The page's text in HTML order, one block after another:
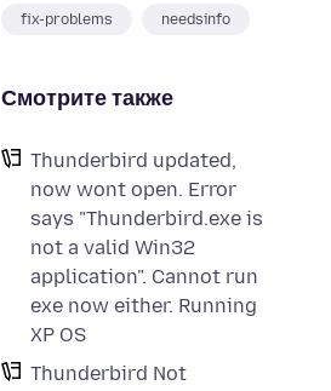
fix-problems needsinfo
Смотрите также
Thunderbird updated,
now wont open. Error
says "Thunderbird.exe is
not a valid Win32
application". Cannot run
exe now either. Running
XP OS
Thunderbird Not